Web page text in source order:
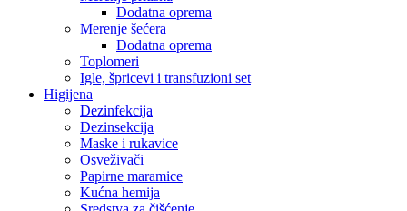
Dodatna oprema
Merenje šećera
Dodatna oprema
Toplomeri
Igle, špricevi i transfuzioni set
Higijena
Dezinfekcija
Dezinsekcija
Maske i rukavice
Osveživači
Papirne maramice
Kućna hemija